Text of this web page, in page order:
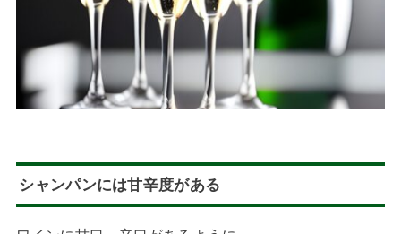
シャンパンには甘辛度がある